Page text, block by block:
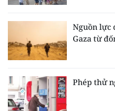
Nguồn lực
Gaza từ
Phép thử